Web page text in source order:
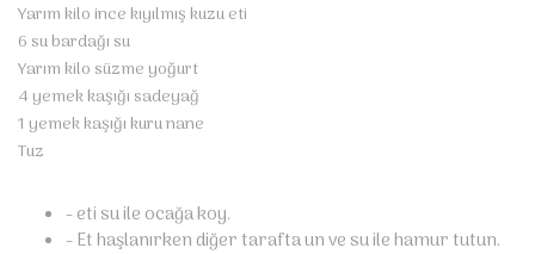
Yarım kilo ince kıyılmış kuzu eti
6 su bardağı su
Yarım kilo süzme yoğurt
4 yemek kaşığı sadeyağ
1 yemek kaşığı kuru nane
Tuz
- eti su ile ocağa koy.
- Et haşlanırken diğer tarafta un ve su ile hamur tutun.